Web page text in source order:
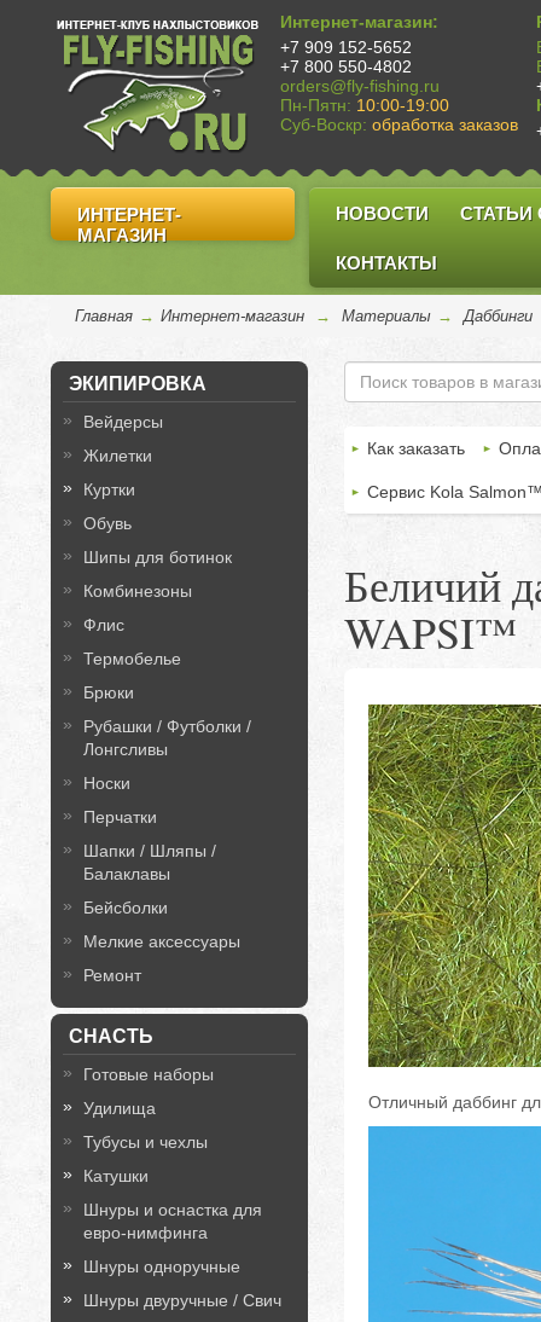
Интернет-магазин:
+7 909 152-5652
+7 800 550-4802
orders@fly-fishing.ru
Пн-Пятн: 10:00-19:00
Суб-Воскр: обработка заказов
ИНТЕРНЕТ-
МАГАЗИН
НОВОСТИ СТАТЬИ
КОНТАКТЫ
Главная → Интернет-магазин → Материалы → Даббинги
ЭКИПИРОВКА
Вейдерсы
Жилетки
Куртки
Обувь
Шипы для ботинок
Комбинезоны
Флис
Термобелье
Брюки
Рубашки / Футболки /
Лонгсливы
Носки
Перчатки
Шапки / Шляпы /
Балаклавы
Бейсболки
Мелкие аксессуары
Ремонт
СНАСТЬ
Готовые наборы
Удилища
Тубусы и чехлы
Катушки
Шнуры и оснастка для
евро-нимфинга
Шнуры одноручные
Шнуры двуручные / Свич
Как заказать
Сервис Kola
Беличий
WAPSI™
Отличный даббинг